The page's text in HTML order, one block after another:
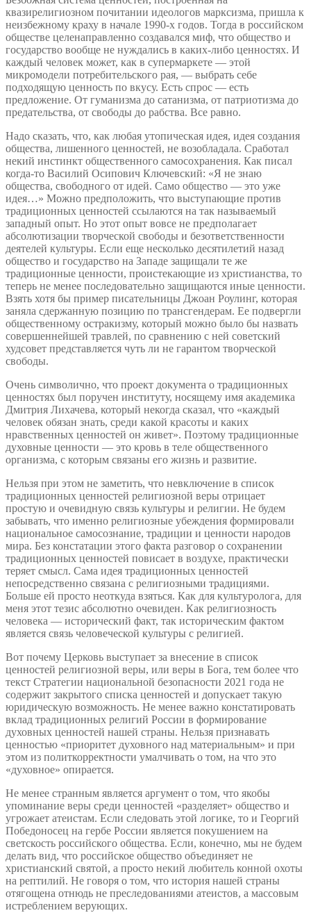
квазирелигиозном почитании идеологов марксизма, пришла к
неизбежному краху в начале 1990-х годов. Тогда в российском
обществе целенаправленно создавался миф, что общество и
государство вообще не нуждались в каких-либо ценностях. И
каждый человек может, как в супермаркете — этой
микромодели потребительского рая, — выбрать себе
подходящую ценность по вкусу. Есть спрос — есть
предложение. От гуманизма до сатанизма, от патриотизма до
предательства, от свободы до рабства. Все равно.
Надо сказать, что, как любая утопическая идея, идея создания
общества, лишенного ценностей, не возобладала. Сработал
некий инстинкт общественного самосохранения. Как писал
когда-то Василий Осипович Ключевский: «Я не знаю
общества, свободного от идей. Само общество — это уже
идея…» Можно предположить, что выступающие против
традиционных ценностей ссылаются на так называемый
западный опыт. Но этот опыт вовсе не предполагает
абсолютизации творческой свободы и безответственности
деятелей культуры. Если еще несколько десятилетий назад
общество и государство на Западе защищали те же
традиционные ценности, проистекающие из христианства, то
теперь не менее последовательно защищаются иные ценности.
Взять хотя бы пример писательницы Джоан Роулинг, которая
заняла сдержанную позицию по трансгендерам. Ее подвергли
общественному остракизму, который можно было бы назвать
совершеннейшей травлей, по сравнению с ней советский
худсовет представляется чуть ли не гарантом творческой
свободы.
Очень символично, что проект документа о традиционных
ценностях был поручен институту, носящему имя академика
Дмитрия Лихачева, который некогда сказал, что «каждый
человек обязан знать, среди какой красоты и каких
нравственных ценностей он живет». Поэтому традиционные
духовные ценности — это кровь в теле общественного
организма, с которым связаны его жизнь и развитие.
Нельзя при этом не заметить, что невключение в список
традиционных ценностей религиозной веры отрицает
простую и очевидную связь культуры и религии. Не будем
забывать, что именно религиозные убеждения формировали
национальное самосознание, традиции и ценности народов
мира. Без констатации этого факта разговор о сохранении
традиционных ценностей повисает в воздухе, практически
теряет смысл. Сама идея традиционных ценностей
непосредственно связана с религиозными традициями.
Больше ей просто неоткуда взяться. Как для культуролога, для
меня этот тезис абсолютно очевиден. Как религиозность
человека — исторический факт, так историческим фактом
является связь человеческой культуры с религией.
Вот почему Церковь выступает за внесение в список
ценностей религиозной веры, или веры в Бога, тем более что
текст Стратегии национальной безопасности 2021 года не
содержит закрытого списка ценностей и допускает такую
юридическую возможность. Не менее важно констатировать
вклад традиционных религий России в формирование
духовных ценностей нашей страны. Нельзя признавать
ценностью «приоритет духовного над материальным» и при
этом из политкорректности умалчивать о том, на что это
«духовное» опирается.
Не менее странным является аргумент о том, что якобы
упоминание веры среди ценностей «разделяет» общество и
угрожает атеистам. Если следовать этой логике, то и Георгий
Победоносец на гербе России является покушением на
светскость российского общества. Если, конечно, мы не будем
делать вид, что российское общество объединяет не
христианский святой, а просто некий любитель конной охоты
на рептилий. Не говоря о том, что история нашей страны
отягощена отнюдь не преследованиями атеистов, а массовым
истреблением верующих.